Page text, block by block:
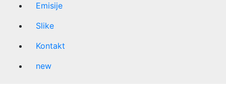
Emisije
Slike
Kontakt
new